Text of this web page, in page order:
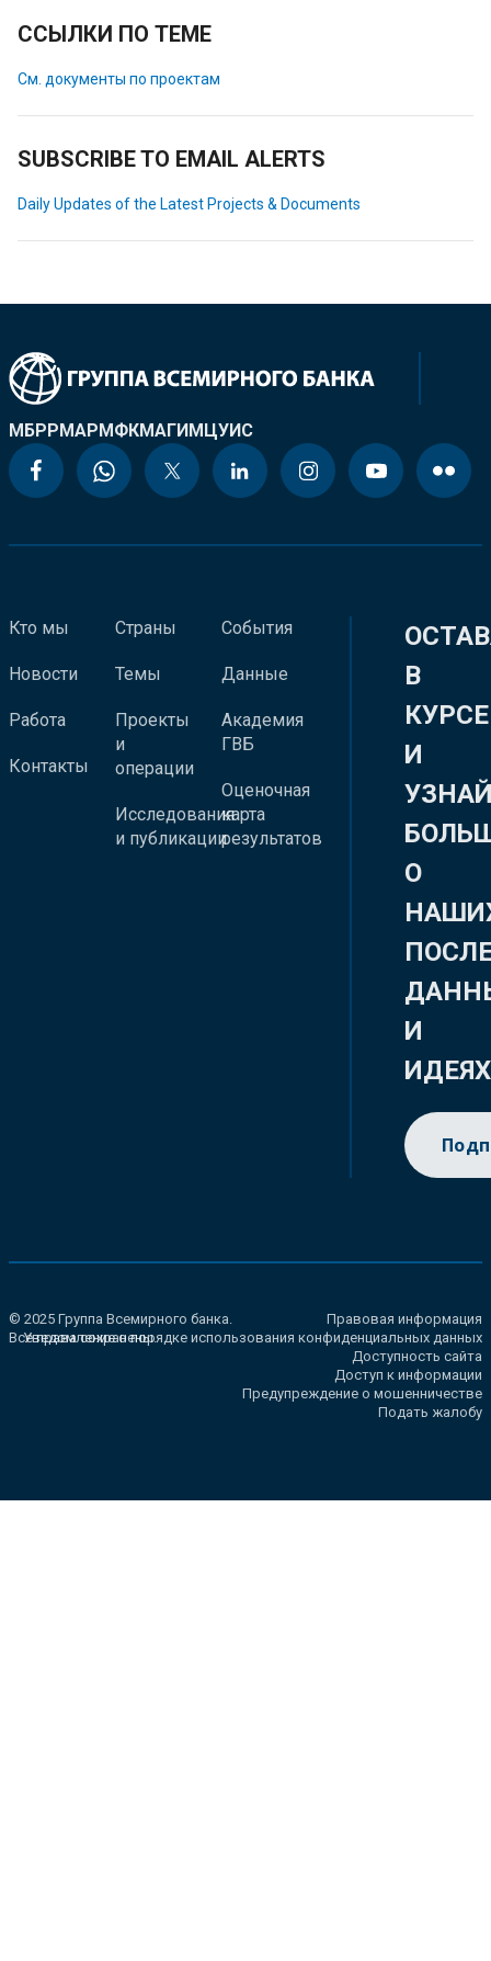
ССЫЛКИ ПО ТЕМЕ
См. документы по проектам
SUBSCRIBE TO EMAIL ALERTS
Daily Updates of the Latest Projects & Documents
МБРРМАРМФКМАГИМЦУИС
Кто мы
Новости
Работа
Контакты
Страны
Темы
Проекты
и
операции
Исследования
и публикации
События
Данные
Академия
ГВБ
Оценочная
карта
результатов
В
КУРСЕ
И
О
И
ИДЕЯХ
© 2025 Группа Всемирного банка.
Все права сохранены.
Правовая информация
Уведомление о порядке использования конфиденциальных данных
Доступность сайта
Доступ к информации
Предупреждение о мошенничестве
Подать жалобу